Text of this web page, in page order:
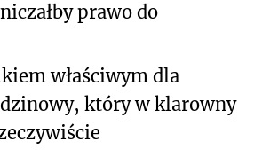
prawo do
właściwym dla
który w klarowny